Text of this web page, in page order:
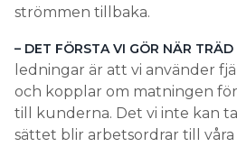
strömmen tillbaka.
– DET FÖRSTA VI GÖR NÄR TRÄD
ledningar är att vi använder
och kopplar om matningen
till kunderna. Det vi inte kan
sättet blir arbetsordrar till